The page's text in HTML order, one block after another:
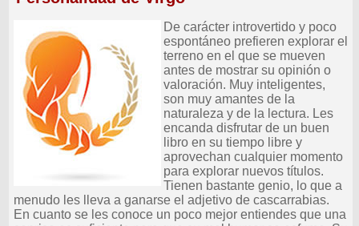
De carácter introvertido y poco
espontáneo prefieren explorar el
terreno en el que se mueven
antes de mostrar su opinión o
valoración. Muy inteligentes,
son muy amantes de la
naturaleza y de la lectura. Les
encanda disfrutar de un buen
libro en su tiempo libre y
aprovechan cualquier momento
para explorar nuevos títulos.
Tienen bastante genio, lo que a
menudo les lleva a ganarse el adjetivo de cascarrabias.
En cuanto se les conoce un poco mejor entiendes que una